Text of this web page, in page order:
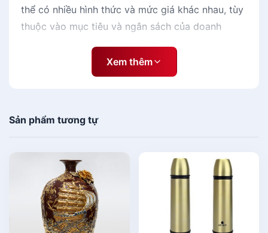
thể có nhiều hình thức và mức giá khác nhau, tùy
thuộc vào mục tiêu và ngân sách của doanh
[caption id="attachment_141340"
Xem thêm
Sản phẩm tương tự